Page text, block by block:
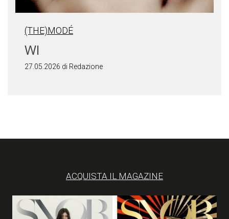
(THE)MODÉ
WI
27.05.2026 di Redazione
ACQUISTA IL MAGAZINE